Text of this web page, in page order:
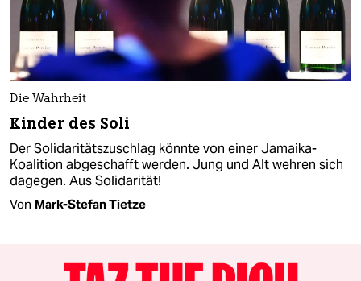
Die Wahrheit
Kinder des Soli
Der Solidaritätszuschlag könnte von einer Jamaika-
Koalition abgeschafft werden. Jung und Alt wehren sich
dagegen. Aus Solidarität!
Von Mark-Stefan Tietze